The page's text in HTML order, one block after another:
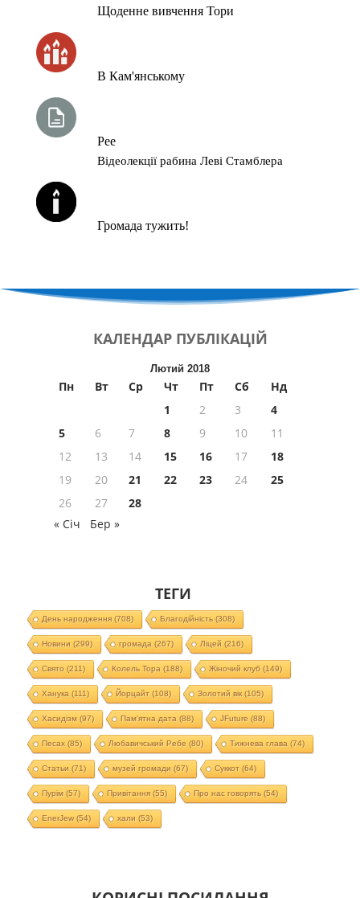
Щоденне вивчення Тори
В Кам'янському
Рее
Відеолекції рабина Леві Стамблера
Громада тужить!
КАЛЕНДАР ПУБЛІКАЦІЙ
Лютий 2018
Пн Вт Ср Чт Пт Сб
Нд
1
2 3
4
5
6 7 8 9 10
11
12
13 14 15 16 17
18
19
20 21 22 23 24
25
26
27
28
« Січ
Бер »
ТЕГИ
День народження(708) Благодійність (308)
Новини (299) громада (267) Ліцей (216)
Свято (211) Колель Тора (188) Жіночий клуб (149)
Ханука (111) Йорцайт (108) Золотий вік(105)
Хасидізм (97) Пам'ятна дата (88) JFuture (88)
Песах(85) Любавичський Ребе (80) Тижнева глава (74)
Статьи (71) музей громади (67) Суккот (64)
Пурім (57) Привітання(55) Про нас говорять (54)
EnerJew(54) хали (53)